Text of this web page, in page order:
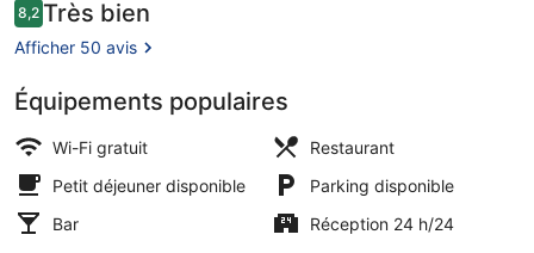
City
Centre
Restaurant
Avis
voyageurs
8,28,2 sur 10
Très bien
Afficher 50 avis
Équipements populaires
Wi-Fi gratuit
Restaurant
Petit déjeuner disponible
Parking disponible
Bar
Réception 24 h/24